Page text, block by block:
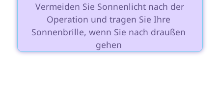
Vermeiden Sie Sonnenlicht nach der
Operation und tragen Sie Ihre
Sonnenbrille, wenn Sie nach draußen
gehen